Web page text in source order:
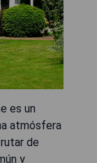
es un
atmósfera
de
y